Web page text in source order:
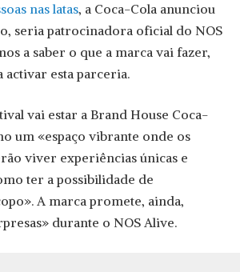
nas latas, a Coca-Cola anunciou
seria patrocinadora oficial do NOS
a saber o que a marca vai fazer,
activar esta parceria.
vai estar a Brand House Coca-
um «espaço vibrante onde os
viver experiências únicas e
ter a possibilidade de
A marca promete, ainda,
durante o NOS Alive.